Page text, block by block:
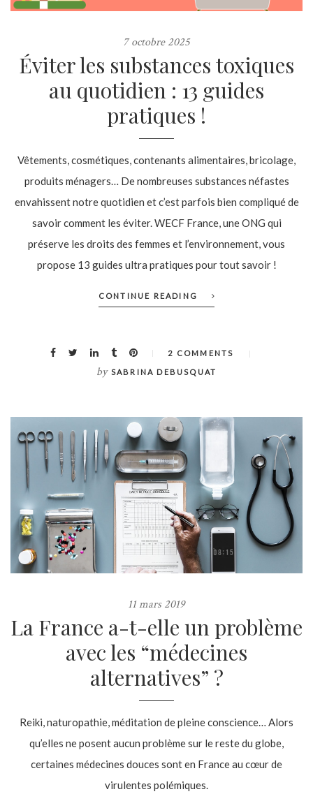
7 octobre 2025
Éviter les substances toxiques
au quotidien : 13 guides
pratiques !
Vêtements, cosmétiques, contenants alimentaires, bricolage,
produits ménagers… De nombreuses substances néfastes
envahissent notre quotidien et c’est parfois bien compliqué de
savoir comment les éviter. WECF France, une ONG qui
préserve les droits des femmes et l’environnement, vous
propose 13 guides ultra pratiques pour tout savoir !
CONTINUE READING
2 COMMENTS
by SABRINA DEBUSQUAT
11 mars 2019
La France a-t-elle un problème
avec les “médecines
alternatives” ?
Reiki, naturopathie, méditation de pleine conscience… Alors
qu’elles ne posent aucun problème sur le reste du globe,
certaines médecines douces sont en France au cœur de
virulentes polémiques.